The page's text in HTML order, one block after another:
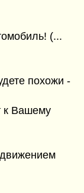
(...
похожи -
к Вашему